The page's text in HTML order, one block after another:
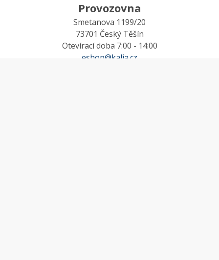
Provozovna
Smetanova 1199/20
73701 Český Těšín
Otevírací doba 7:00 - 14:00
eshop@kalia.cz